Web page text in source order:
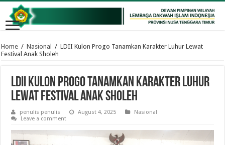
Home / Nasional / LDII Kulon Progo Tanamkan Karakter Luhur Lewat
Festival Anak Sholeh
LDII Kulon Progo Tanamkan Karakter Luhur
Lewat Festival Anak Sholeh
penulis penulis August 4, 2025
Nasional
Leave a comment